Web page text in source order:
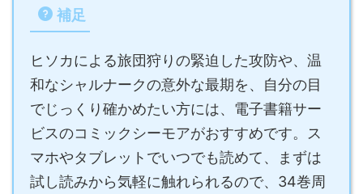
補足
ヒソカによる旅団狩りの緊迫した攻防や、温
和なシャルナークの意外な最期を、自分の目
でじっくり確かめたい方には、電子書籍サー
ビスのコミックシーモアがおすすめです。ス
マホやタブレットでいつでも読めて、まずは
試し読みから気軽に触れられるので、34巻周